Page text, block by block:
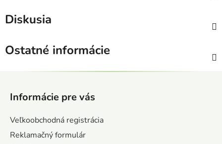
Diskusia
Ostatné informácie
Informácie pre vás
Veľkoobchodná registrácia
Reklamačný formulár